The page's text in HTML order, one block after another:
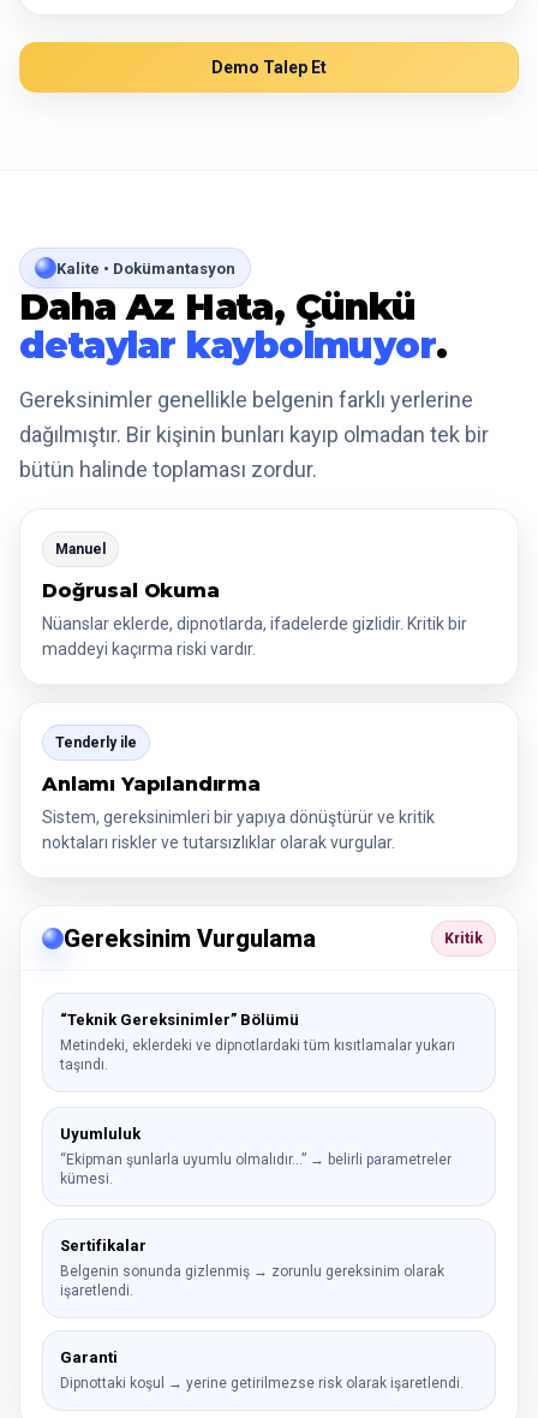
Demo Talep Et
Kalite • Dokümantasyon
Daha Az Hata, Çünkü
detaylar kaybolmuyor.
Gereksinimler genellikle belgenin farklı yerlerine
dağılmıştır. Bir kişinin bunları kayıp olmadan tek bir
bütün halinde toplaması zordur.
Manuel
Doğrusal Okuma
Nüanslar eklerde, dipnotlarda, ifadelerde gizlidir. Kritik bir
maddeyi kaçırma riski vardır.
Tenderly ile
Anlamı Yapılandırma
Sistem, gereksinimleri bir yapıya dönüştürür ve kritik
noktaları riskler ve tutarsızlıklar olarak vurgular.
Gereksinim Vurgulama Kritik
“Teknik Gereksinimler” Bölümü
Metindeki, eklerdeki ve dipnotlardaki tüm kısıtlamalar yukarı
taşındı.
Uyumluluk
“Ekipman şunlarla uyumlu olmalıdır…” → belirli parametreler
kümesi.
Sertifikalar
Belgenin sonunda gizlenmiş → zorunlu gereksinim olarak
işaretlendi.
Garanti
Dipnottaki koşul → yerine getirilmezse risk olarak işaretlendi.